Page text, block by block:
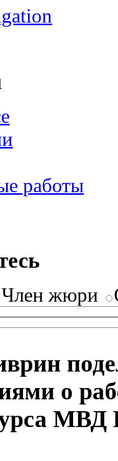
работы
Член жюри
о